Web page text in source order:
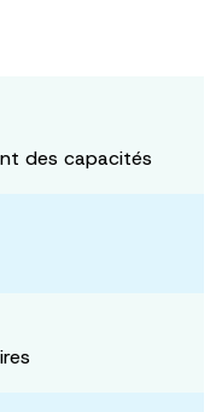
des capacités